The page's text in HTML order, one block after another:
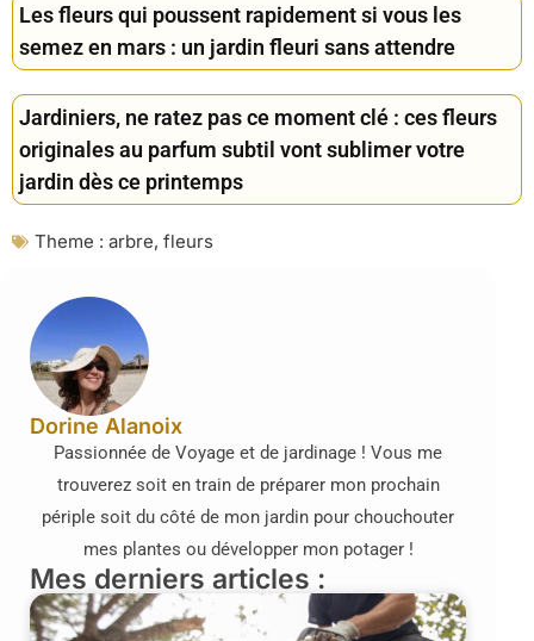
Les fleurs qui poussent rapidement si vous les
semez en mars : un jardin fleuri sans attendre
Jardiniers, ne ratez pas ce moment clé : ces fleurs
originales au parfum subtil vont sublimer votre
jardin dès ce printemps
Theme : arbre, fleurs
Dorine Alanoix
Passionnée de Voyage et de jardinage ! Vous me
trouverez soit en train de préparer mon prochain
périple soit du côté de mon jardin pour chouchouter
mes plantes ou développer mon potager !
Mes derniers articles :